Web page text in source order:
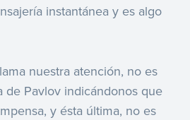
instantánea y es algo
nuestra atención, no es
de Pavlov indicándonos que
y ésta última, no es